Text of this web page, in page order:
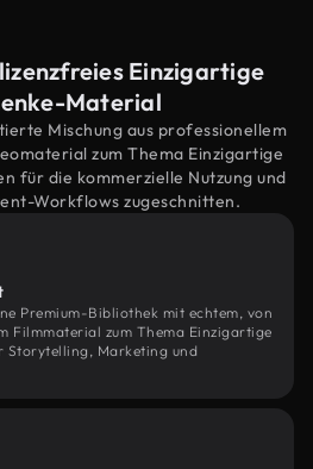
Einzigartige
Material
Mischung aus professionellem
zum Thema Einzigartige
für die kommerzielle Nutzung und
Workflows zugeschnitten.
Premium-Bibliothek mit echtem, von
Filmmaterial zum Thema Einzigartige
Storytelling, Marketing und